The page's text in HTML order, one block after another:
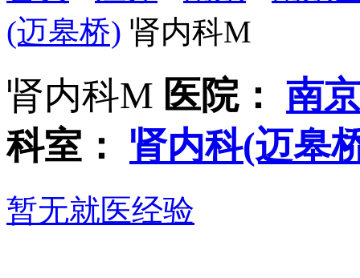
(迈皋桥) 肾内科M
肾内科M 医院： 南
科室：
肾内科(迈皋
暂无就医经验